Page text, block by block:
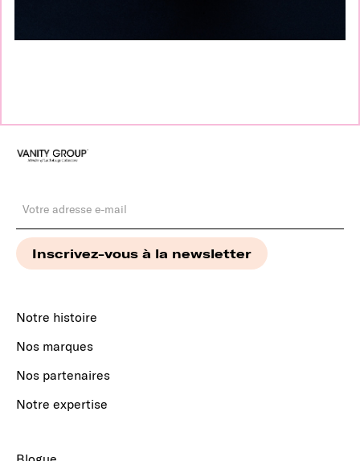
Notre histoire
Nos marques
Nos partenaires
Notre expertise